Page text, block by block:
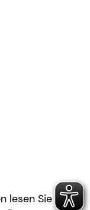
lesen Sie die